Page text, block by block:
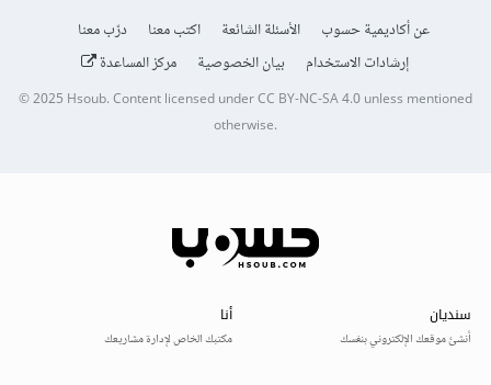
عن أكاديمية حسوب الأسئلة الشائعة اكتب معنا
درّب معنا
إرشادات الاستخدام
بيان الخصوصية مركز المساعدة
© 2025Hsoub.Content licensed underCC BY-NC-SA 4.0unless mentioned
otherwise.